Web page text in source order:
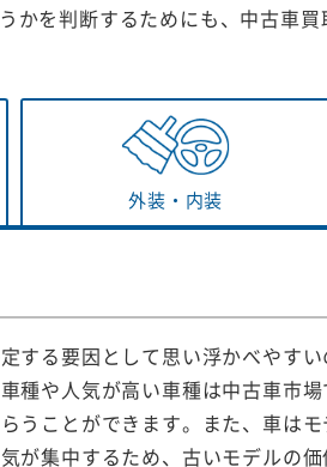
を判断するためにも、中古車
外装・ 内装
する要因として思い浮かべやす
種や人気が高い車種は中古車市
うことができます。また、車は
が集中するため、古いモデルの